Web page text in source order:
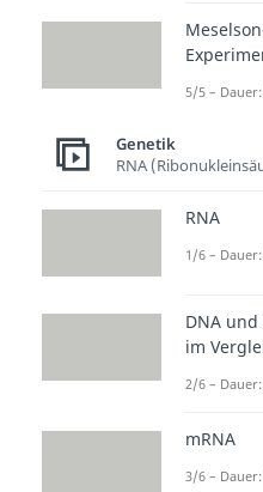
die
fremder
Das
Das
5/5 –
Genetik
RNA
RNA
1/6 –
DNA und
im
2/6 –
mRNA
3/6 –